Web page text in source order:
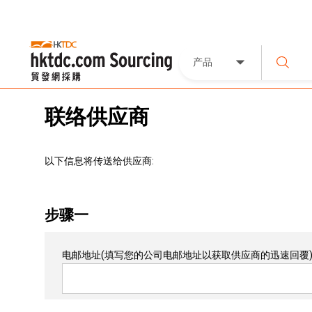
产品
联络供应商
以下信息将传送给供应商:
步骤一
电邮地址(填写您的公司电邮地址以获取供应商的迅速回覆)